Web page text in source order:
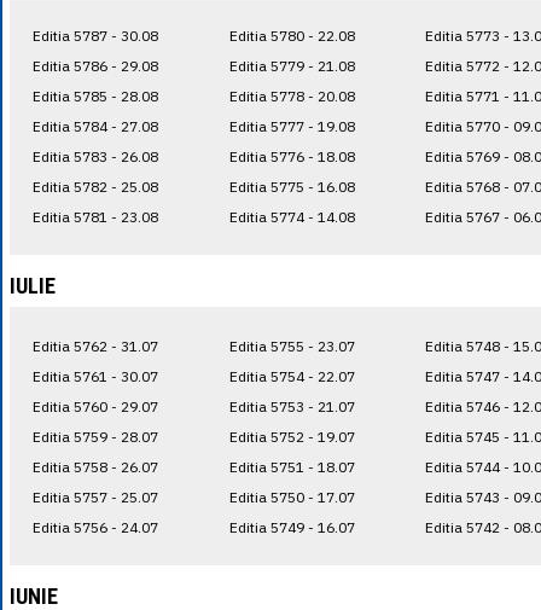
Editia 5787 - 30.08
Editia 5786 - 29.08
Editia 5785 - 28.08
Editia 5784 - 27.08
Editia 5783 - 26.08
Editia 5782 - 25.08
Editia 5781 - 23.08
Editia 5780 - 22.08
Editia 5779 - 21.08
Editia 5778 - 20.08
Editia 5777 - 19.08
Editia 5776 - 18.08
Editia 5775 - 16.08
Editia 5774 - 14.08
Editia 5773 -
Editia 5772 -
Editia 5771 -
Editia 5770 -
Editia 5769 -
Editia 5768 -
Editia 5767 -
IULIE
Editia 5762 - 31.07
Editia 5761 - 30.07
Editia 5760 - 29.07
Editia 5759 - 28.07
Editia 5758 - 26.07
Editia 5757 - 25.07
Editia 5756 - 24.07
Editia 5755 - 23.07
Editia 5754 - 22.07
Editia 5753 - 21.07
Editia 5752 - 19.07
Editia 5751 - 18.07
Editia 5750 - 17.07
Editia 5749 - 16.07
Editia 5748 -
Editia 5747 -
Editia 5746 -
Editia 5745 -
Editia 5744 -
Editia 5743 -
Editia 5742 -
IUNIE